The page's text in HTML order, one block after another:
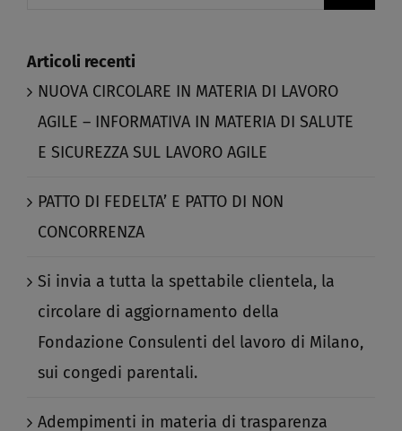
Articoli recenti
NUOVA CIRCOLARE IN MATERIA DI LAVORO
AGILE – INFORMATIVA IN MATERIA DI SALUTE
E SICUREZZA SUL LAVORO AGILE​
PATTO DI FEDELTA’ E PATTO DI NON
CONCORRENZA​
Si invia a tutta la spettabile clientela, la
circolare di aggiornamento della
Fondazione Consulenti del lavoro di Milano,
sui congedi parentali.​
Adempimenti in materia di trasparenza